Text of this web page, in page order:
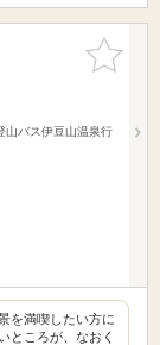
お気に入
りに追加
山バス伊豆山温泉行
を満喫したい方に
ところが、なおく